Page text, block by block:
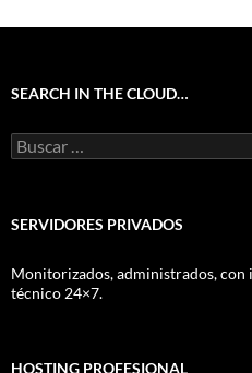
SEARCH IN THE CLOUD…
Buscar:
SERVIDORES PRIVADOS
Monitorizados, administrados,
técnico 24×7.
HOSTING PROFESIONAL